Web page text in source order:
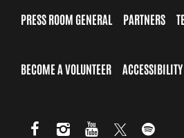
PRESS ROOM GENERAL PARTNERS
BECOME A VOLUNTEER ACCESSIBILITY